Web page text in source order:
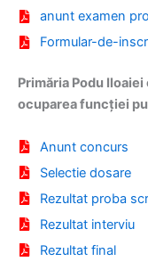
anunt examen
Formular-de-
Primăria Podu
ocuparea funcției
Anunt concurs
Selectie dosare
Rezultat proba
Rezultat interviu
Rezultat final